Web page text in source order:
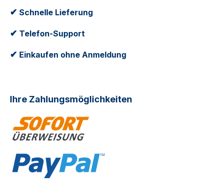
✔ Schnelle Lieferung
✔ Telefon-Support
✔ Einkaufen ohne Anmeldung
Ihre Zahlungsmöglichkeiten